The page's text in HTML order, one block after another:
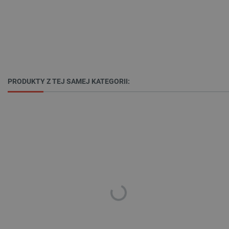
PRODUKTY Z TEJ SAMEJ KATEGORII:
VISITOR_PRIVACY_METADATA